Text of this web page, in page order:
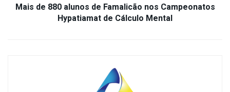
Mais de 880 alunos de Famalicão nos Campeonatos
Hypatiamat de Cálculo Mental